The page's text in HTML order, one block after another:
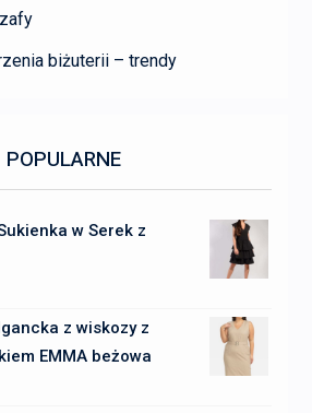
biżuterii – trendy
w Serek z
z wiskozy z
EMMA beżowa